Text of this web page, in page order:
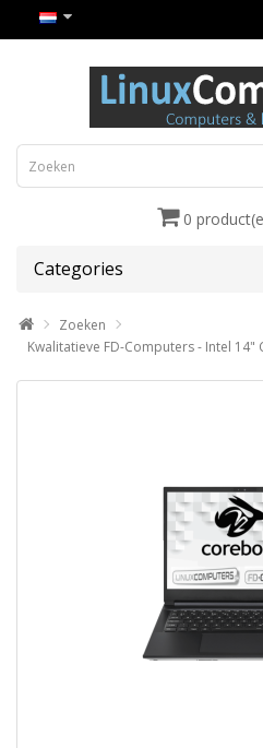
0
Categories
Zoeken
Kwalitatieve FD-Computers - Intel 14"